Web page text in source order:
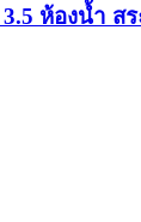
ห้องน้ำ ส